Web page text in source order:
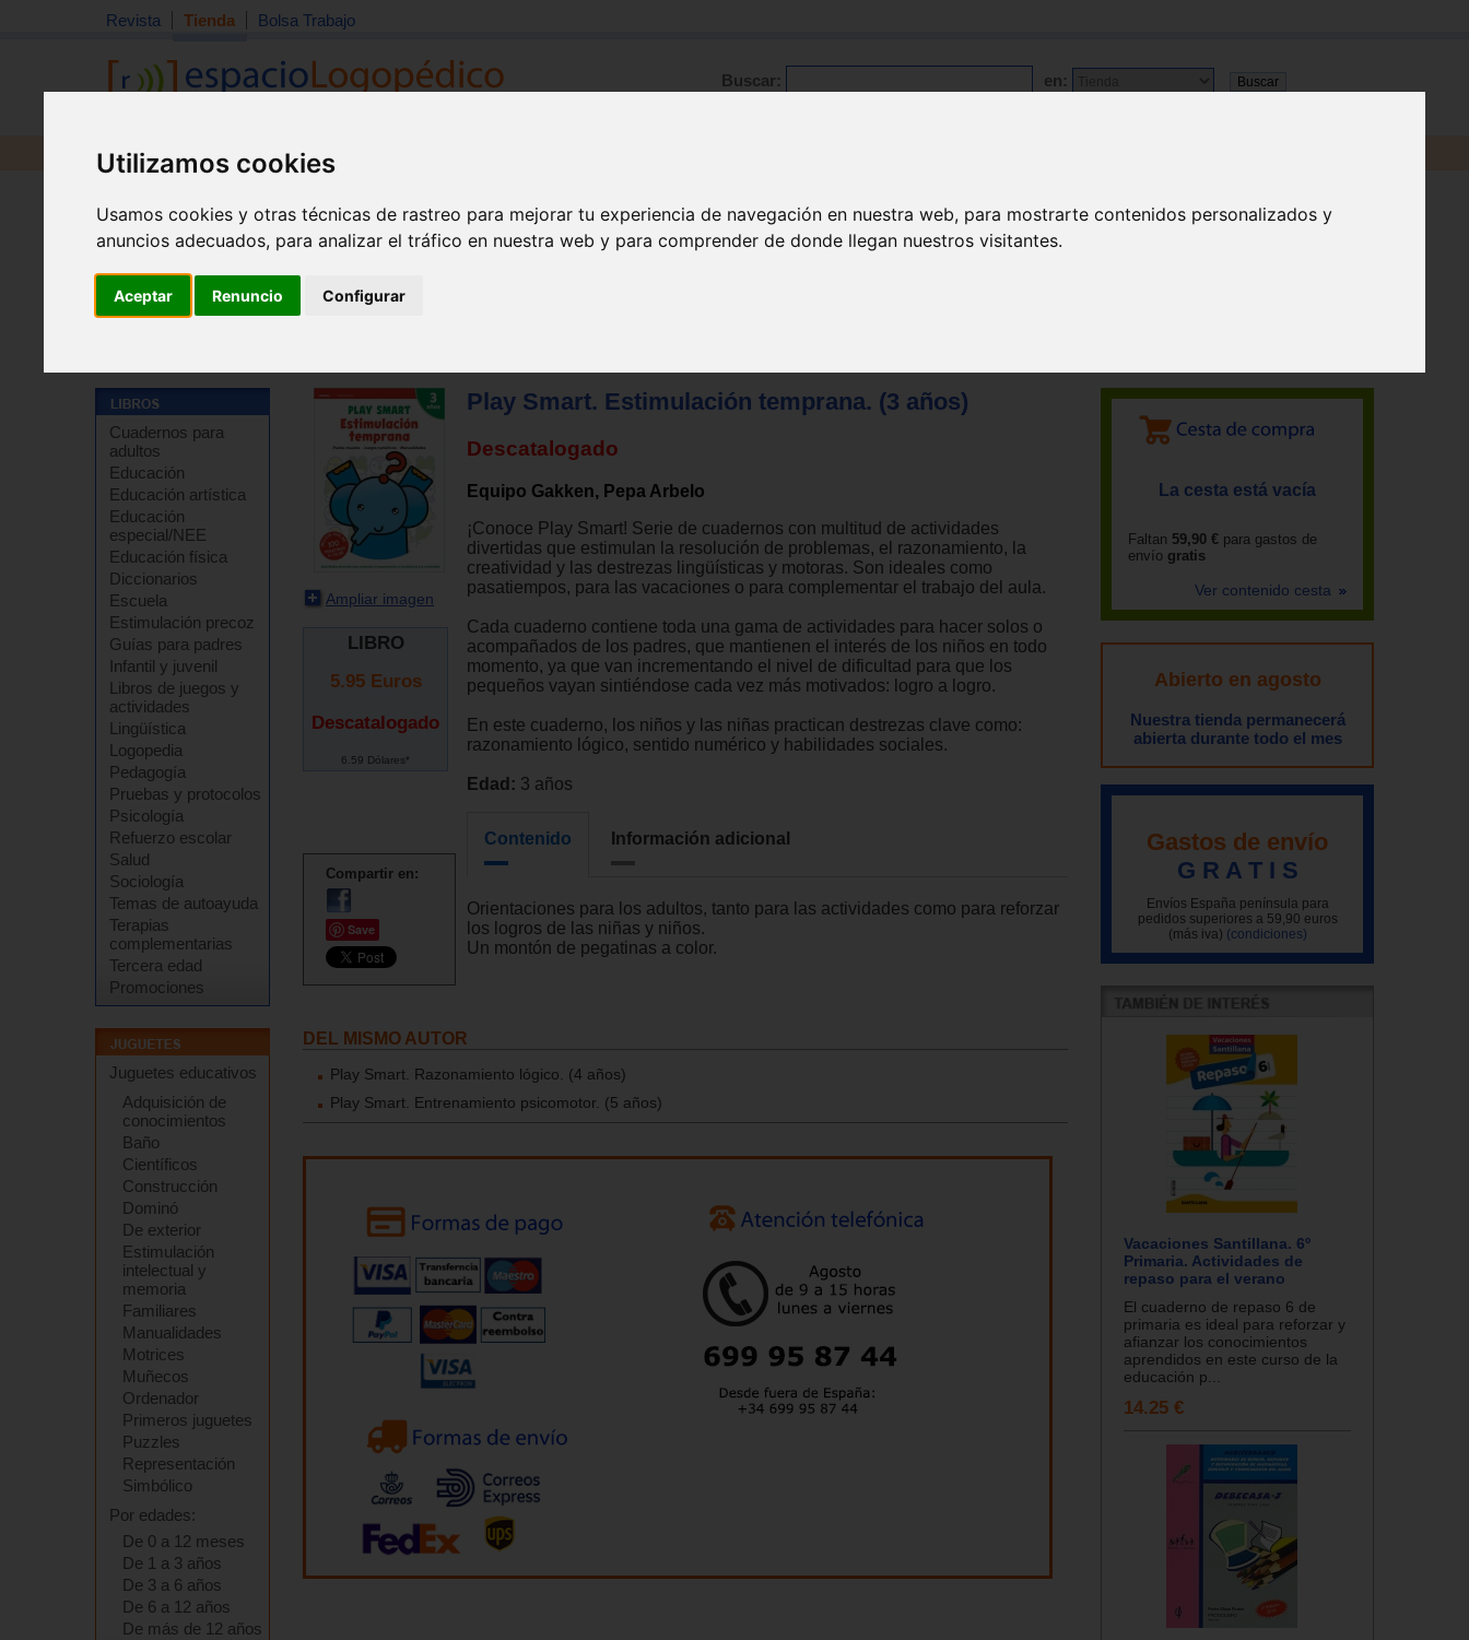
Utilizamos cookies
Usamos cookies y otras técnicas de rastreo para mejorar tu experiencia de navegación en nuestra web, para mostrarte contenidos personalizados y
anuncios adecuados, para analizar el tráfico en nuestra web y para comprender de donde llegan nuestros visitantes.
Aceptar Renuncio Configurar
Revista Tienda Bolsa Trabajo
Buscar: en:
Revista Libros Material
Cuadernos para
adultos
Educación
Educación artística
Educación
especial/NEE
Educación física
Diccionarios
Escuela
Estimulación precoz
Guías para padres
Infantil y juvenil
Libros de juegos y
actividades
Lingüística
Logopedia
Pedagogía
Pruebas y protocolos
Psicología
Refuerzo escolar
Salud
Sociología
Temas de autoayuda
Terapias
complementarias
Tercera edad
Promociones
Juguetes educativos
Adquisición de
conocimientos
Baño
Científicos
Construcción
Dominó
De exterior
Estimulación
intelectual y
memoria
Familiares
Manualidades
Motrices
Muñecos
Ordenador
Primeros juguetes
Puzzles
Representación
Simbólico
Por edades:
De 0 a 12 meses
De 1 a 3 años
De 3 a 6 años
De 6 a 12 años
De más de 12 años
Ampliar imagen
LIBRO
5.95 Euros
Descatalogado
6.59 Dólares*
Compartir en:
Save
Play Smart. Estimulación temprana. (3 años)
Descatalogado
Equipo Gakken, Pepa Arbelo
¡Conoce Play Smart! Serie de cuadernos con multitud de actividades
divertidas que estimulan la resolución de problemas, el razonamiento, la
creatividad y las destrezas lingüísticas y motoras. ​​​​Son ideales como
pasatiempos, para las vacaciones o para complementar el trabajo del aula.
Cada cuaderno contiene toda una gama de actividades para hacer solos o
acompañados de los padres, que mantienen el interés de los niños en todo
momento, ya que van incrementando el nivel de dificultad para que los
pequeños vayan sintiéndose cada vez más motivados: logro a logro.
En este cuaderno, los niños y las niñas practican destrezas clave como:
razonamiento lógico, sentido numérico y habilidades sociales.
Edad: 3 años
Contenido Información adicional
Orientaciones para los adultos, tanto para las actividades como para reforzar
los logros de las niñas y niños.
Un montón de pegatinas a color.
DEL MISMO AUTOR
Play Smart. Razonamiento lógico. (4 años)
Play Smart. Entrenamiento psicomotor. (5 años)
La cesta está vacía
Faltan 59,90 € para gastos de
envío gratis
Ver contenido cesta
Abierto en agosto
Nuestra tienda permanecerá
abierta durante todo el mes
Gastos de envío
G R A T I S
Envíos España península para
pedidos superiores a 59,90 euros
(más iva) (condiciones)
Vacaciones Santillana. 6º
Primaria. Actividades de
repaso para el verano
El cuaderno de repaso 6 de
primaria es ideal para reforzar y
afianzar los conocimientos
aprendidos en este curso de la
educación p...
14.25 €